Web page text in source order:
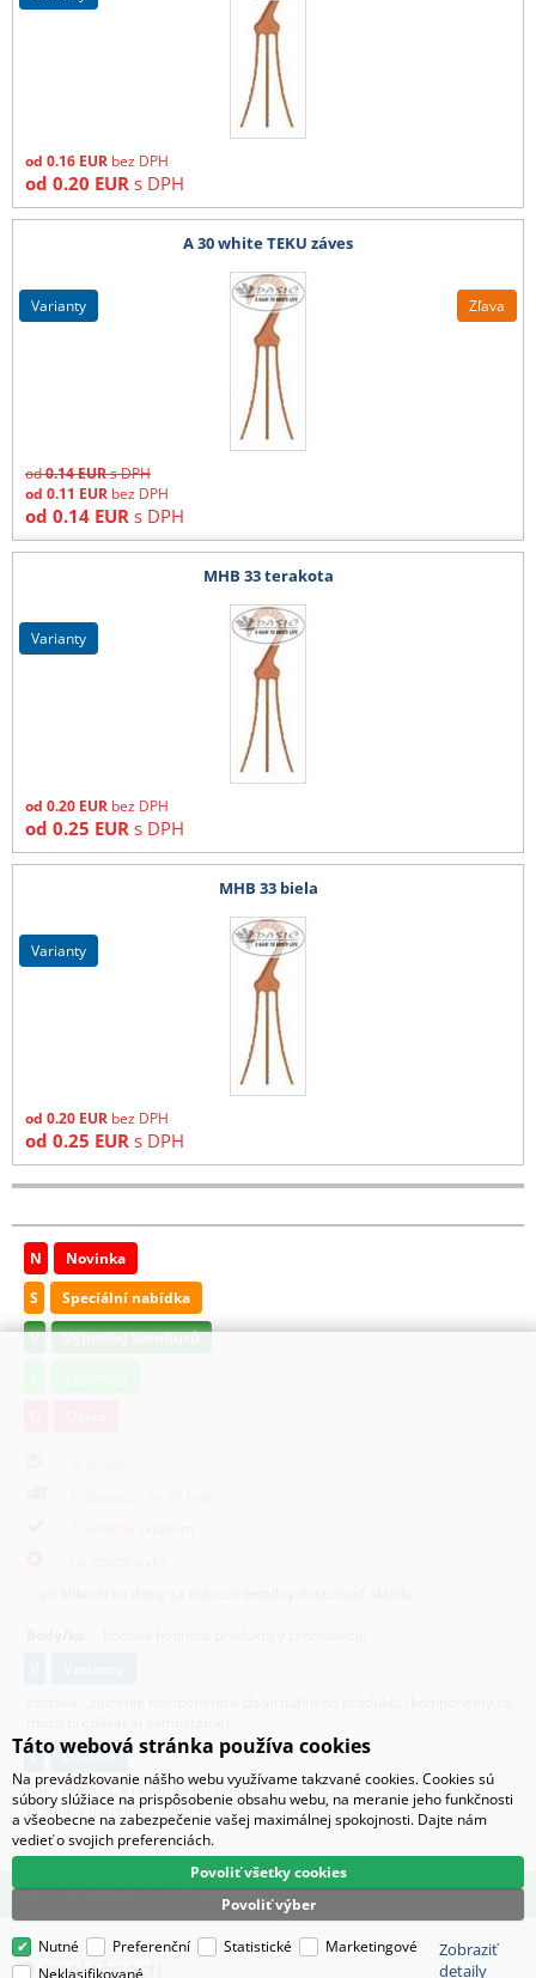
od 0.16 EUR bez DPH
od 0.20 EUR s DPH
A 30 white TEKU záves
od0.14EURs DPH
Zľava
od 0.11 EUR bez DPH
od 0.14 EUR s DPH
varianty
MHB 33 terakota
od 0.20 EUR bez DPH
od 0.25 EUR s DPH
varianty
MHB 33 biela
od 0.20 EUR bez DPH
od 0.25 EUR s DPH
varianty
N
Novinka
S
Speciální nabídka
V
Výprodej bambusů
L
licence
hák - produkt, k nemu sa pri predaji automaticky priradzujú ďalšie
produkty (napríklad zdroj + prívodná šnúra a pod.)
Technické oddelenie: +420 553 786 006
O spoločnosti
Táto webová stránka používa cookies
Na prevádzkovanie nášho webu využívame takzvané cookies. Cookies sú
súbory slúžiace na prispôsobenie obsahu webu, na meranie jeho funkčnosti
a všeobecne na zabezpečenie vašej maximálnej spokojnosti. Dajte nám
vedieť o svojich preferenciách.
Povoliť výber
Povoliť všetky cookies
Nutné Preferenční Statistické
Marketingové
Zobraziť
detaily